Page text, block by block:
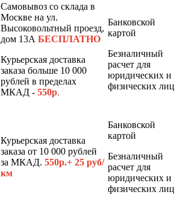
Самовывоз со склада в
Москве на ул.
Высоковольтный проезд,
дом 13А БЕСПЛАТНО
Курьерская доставка
заказа больше 10 000
рублей в пределах
МКАД - 550р.
Банковской
картой
Безналичный
расчет для
юридических и
физических лиц
Курьерская доставка
заказа от 10 000 рублей
за МКАД. 550р.+ 25 руб/
км
Банковской
картой
Безналичный
расчет для
юридических и
физических лиц